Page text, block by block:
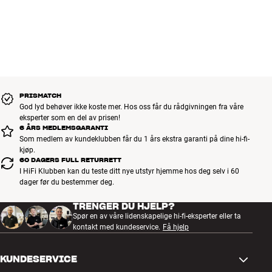
PRISMATCH
God lyd behøver ikke koste mer. Hos oss får du rådgivningen fra våre
eksperter som en del av prisen!
6 ÅRS MEDLEMSGARANTI
Som medlem av kundeklubben får du 1 års ekstra garanti på dine hi-fi-
kjøp.
60 DAGERS FULL RETURRETT
I HiFi Klubben kan du teste ditt nye utstyr hjemme hos deg selv i 60
dager før du bestemmer deg.
TRENGER DU HJELP?
Spør en av våre lidenskapelige hi-fi-eksperter eller ta
kontakt med kundeservice. Få hjelp
KUNDESERVICE